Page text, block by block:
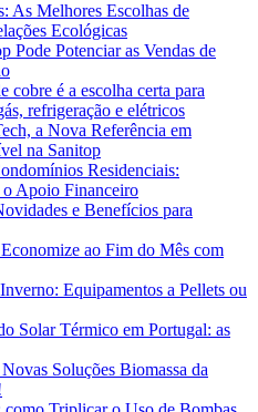
As Melhores Escolhas de
Ecológicas
Pode Potenciar as Vendas de
cobre é a escolha certa para
refrigeração e elétricos
a Nova Referência em
na Sanitop
Residenciais:
o Apoio Financeiro
e Benefícios para
ao Fim do Mês com
Equipamentos a Pellets ou
Solar Térmico em Portugal: as
Soluções Biomassa da